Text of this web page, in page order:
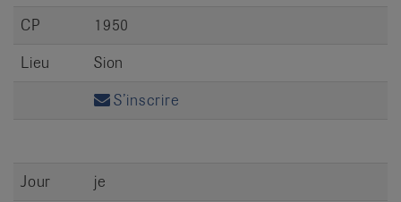
CP
1950
Lieu
Sion
S’inscrire
Jour
je